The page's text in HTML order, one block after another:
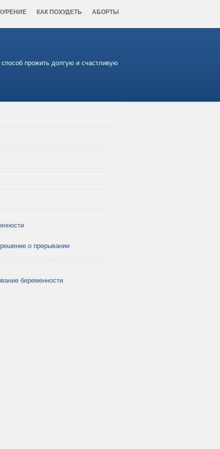
КУРЕНИЕ КАК ПОХУДЕТЬ АБОРТЫ
прожить долгую и счастливую
о прерывании
беременности